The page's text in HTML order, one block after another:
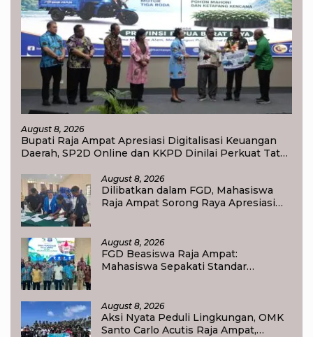
August 8, 2026
Bupati Raja Ampat Apresiasi Digitalisasi Keuangan
Daerah, SP2D Online dan KKPD Dinilai Perkuat Tata
August 8, 2026
Dilibatkan dalam FGD, Mahasiswa
Raja Ampat Sorong Raya Apresiasi
August 8, 2026
FGD Beasiswa Raja Ampat:
Mahasiswa Sepakati Standar
August 8, 2026
Aksi Nyata Peduli Lingkungan, OMK
Santo Carlo Acutis Raja Ampat,